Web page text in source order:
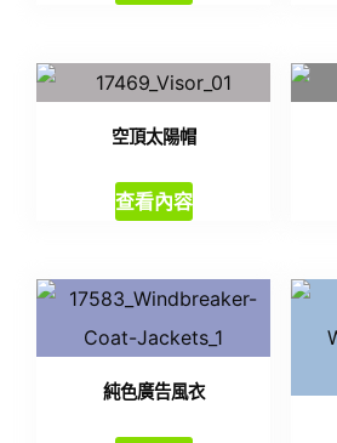
空頂太陽帽
查看內容
純色廣告風衣